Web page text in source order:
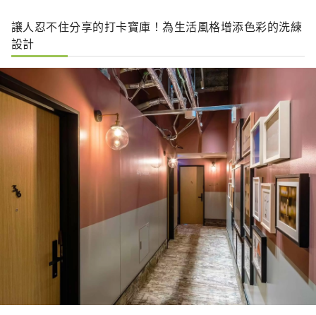
讓人忍不住分享的打卡寶庫！為生活風格增添色彩的洗練
設計